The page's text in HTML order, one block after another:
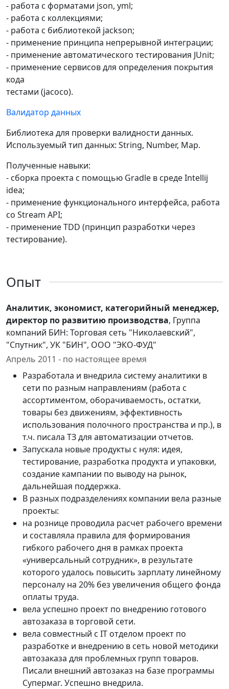
- работа с форматами json, yml;
- работа с коллекциями;
- работа с библиотекой jackson;
- применение принципа непрерывной интеграции;
- применение автоматического тестирования JUnit;
- применение сервисов для определения покрытия
кода
тестами (jacoco).
Валидатор данных
Библиотека для проверки валидности данных.
Используемый тип данных: String, Number, Map.
Полученные навыки:
- сборка проекта с помощью Gradle в среде Intellij
idea;
- применение функционального интерфейса, работа
со Stream API;
- применение TDD (принцип разработки через
тестирование).
Опыт
Аналитик, экономист, категорийный менеджер,
директор по развитию производства, Группа
компаний БИН: Торговая сеть "Николаевский",
"Спутник", УК "БИН", ООО "ЭКО-ФУД"
Апрель 2011 - по настоящее время
Разработала и внедрила систему аналитики в
сети по разным направлениям (работа с
ассортиментом, оборачиваемость, остатки,
товары без движениям, эффективность
использования полочного пространства и пр.), в
т.ч. писала ТЗ для автоматизации отчетов.
Запускала новые продукты с нуля: идея,
тестирование, разработка продукта и упаковки,
создание кампании по выводу на рынок,
дальнейшая поддержка.
В разных подразделениях компании вела разные
проекты:
на рознице проводила расчет рабочего времени
и составляла правила для формирования
гибкого рабочего дня в рамках проекта
«универсальный сотрудник», в результате
которого удалось повысить зарплату линейному
персоналу на 20% без увеличения общего фонда
оплаты труда.
вела успешно проект по внедрению готового
автозаказа в торговой сети.
вела совместный с IT отделом проект по
разработке и внедрению в сеть новой методики
автозаказа для проблемных групп товаров.
Писали внешний автозаказ на базе программы
Супермаг. Успешно внедрила.